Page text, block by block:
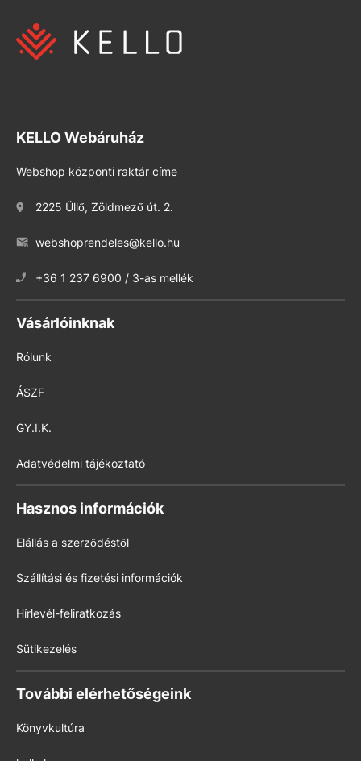
KELLO Webáruház
Webshop központi raktár címe
2225 Üllő, Zöldmező út. 2.
webshoprendeles@kello.hu
+36 1 237 6900 / 3-as mellék
Vásárlóinknak
Rólunk
ÁSZF
GY.I.K.
Adatvédelmi tájékoztató
Hasznos információk
Elállás a szerződéstől
Szállítási és fizetési információk
Hírlevél-feliratkozás
Sütikezelés
További elérhetőségeink
Könyvkultúra